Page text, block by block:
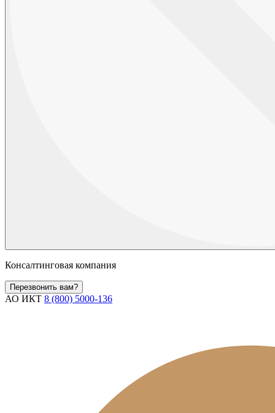
Консалтинговая компания
Перезвонить вам?
АО ИКТ 8 (800) 5000-136